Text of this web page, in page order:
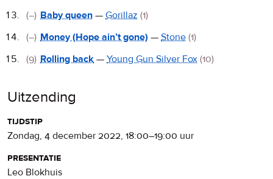
(–) Baby queen — Gorillaz (1)
(–) Money (Hope ain’t gone) — Stone (1)
(9) Rolling back — Young Gun Silver Fox (10)
Uitzending
tijdstip
zondag, 4 december 2022, 18:00–19:00 uur
presentatie
Leo Blokhuis